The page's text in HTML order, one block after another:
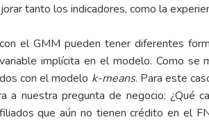
tanto los indicadores, como la
el GMM pueden tener diferentes
implícita en el modelo. Como se
con el modelo k-means. Para este
a nuestra pregunta de negocio: ¿Qué
que aún no tienen crédito en el